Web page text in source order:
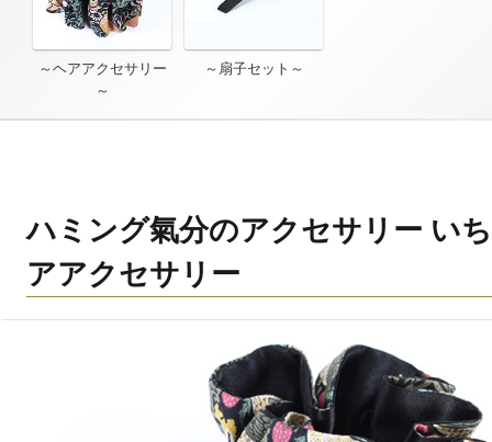
～ヘアアクセサリー
～
～扇子セット～
ハミング氣分のアクセサリー い
アアクセサリー